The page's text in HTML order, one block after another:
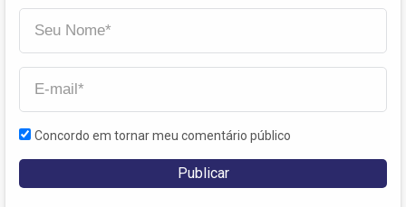
Concordo em tornar meu comentário público